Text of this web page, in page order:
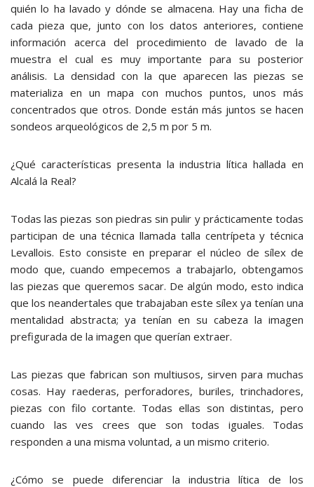
quién lo ha lavado y dónde se almacena. Hay una ficha de
cada pieza que, junto con los datos anteriores, contiene
información acerca del procedimiento de lavado de la
muestra el cual es muy importante para su posterior
análisis. La densidad con la que aparecen las piezas se
materializa en un mapa con muchos puntos, unos más
concentrados que otros. Donde están más juntos se hacen
sondeos arqueológicos de 2,5 m por 5 m.
¿Qué características presenta la industria lítica hallada en
Alcalá la Real?
Todas las piezas son piedras sin pulir y prácticamente todas
participan de una técnica llamada talla centrípeta y técnica
Levallois. Esto consiste en preparar el núcleo de sílex de
modo que, cuando empecemos a trabajarlo, obtengamos
las piezas que queremos sacar. De algún modo, esto indica
que los neandertales que trabajaban este sílex ya tenían una
mentalidad abstracta; ya tenían en su cabeza la imagen
prefigurada de la imagen que querían extraer.
Las piezas que fabrican son multiusos, sirven para muchas
cosas. Hay raederas, perforadores, buriles, trinchadores,
piezas con filo cortante. Todas ellas son distintas, pero
cuando las ves crees que son todas iguales. Todas
responden a una misma voluntad, a un mismo criterio.
¿Cómo se puede diferenciar la industria lítica de los